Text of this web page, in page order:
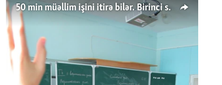
50 min müəllim işini itirə bilər. Birinci sinfə gedənlər azalır